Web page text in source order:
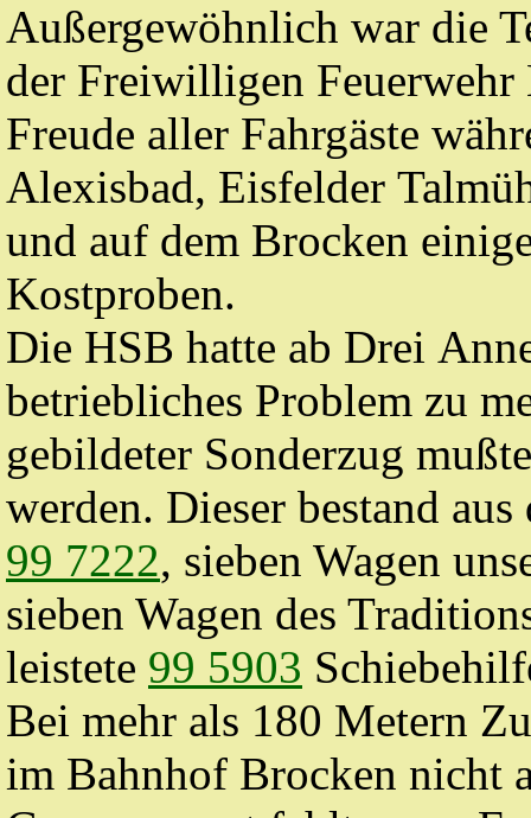
Außergewöhnlich war die
der Freiwilligen Feuerwehr
Freude aller Fahrgäste
Alexisbad, Eisfelder
und auf dem Brocken
Kostproben.
Die HSB hatte ab Drei
betriebliches Problem zu
gebildeter Sonderzug
werden. Dieser bestand
99 7222, sieben Wagen
sieben Wagen des
leistete 99 5903
Bei mehr als 180 Metern
im Bahnhof Brocken nicht